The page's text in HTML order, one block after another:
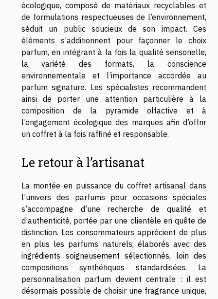
écologique, composé de matériaux recyclables et
de formulations respectueuses de l’environnement,
séduit un public soucieux de son impact. Ces
éléments s’additionnent pour façonner le choix
parfum, en intégrant à la fois la qualité sensorielle,
la variété des formats, la conscience
environnementale et l’importance accordée au
parfum signature. Les spécialistes recommandent
ainsi de porter une attention particulière à la
composition de la pyramide olfactive et à
l’engagement écologique des marques afin d’offrir
un coffret à la fois raffiné et responsable.
Le retour à l’artisanat
La montée en puissance du coffret artisanal dans
l’univers des parfums pour occasions spéciales
s’accompagne d’une recherche de qualité et
d’authenticité, portée par une clientèle en quête de
distinction. Les consommateurs apprécient de plus
en plus les parfums naturels, élaborés avec des
ingrédients soigneusement sélectionnés, loin des
compositions synthétiques standardisées. La
personnalisation parfum devient centrale : il est
désormais possible de choisir une fragrance unique,